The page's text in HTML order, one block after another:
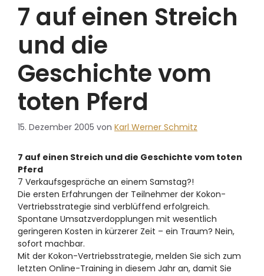
7 auf einen Streich
und die
Geschichte vom
toten Pferd
15. Dezember 2005 von Karl Werner Schmitz
7 auf einen Streich und die Geschichte vom toten
Pferd
7 Verkaufsgespräche an einem Samstag?!
Die ersten Erfahrungen der Teilnehmer der Kokon-
Vertriebsstrategie sind verblüffend erfolgreich.
Spontane Umsatzverdopplungen mit wesentlich
geringeren Kosten in kürzerer Zeit – ein Traum? Nein,
sofort machbar.
Mit der Kokon-Vertriebsstrategie, melden Sie sich zum
letzten Online-Training in diesem Jahr an, damit Sie